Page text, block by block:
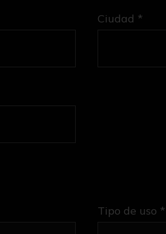
Ciudad *
Tipo de uso *